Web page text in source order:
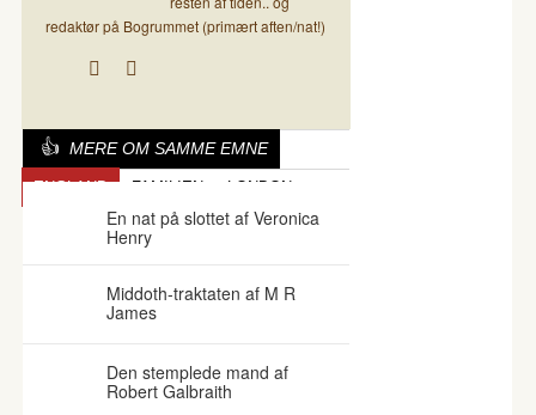
redaktør på Bogrummet (primært aften/nat!)
MERE OM SAMME EMNE
ENGLAND FAMILIEN LONDON
En nat på slottet af Veronica
Henry
Middoth-traktaten af M R
James
Den stemplede mand af
Robert Galbraith